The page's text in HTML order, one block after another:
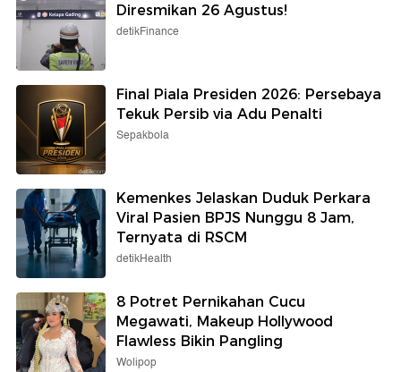
Diresmikan 26 Agustus!
detikFinance
Final Piala Presiden 2026: Persebaya
Tekuk Persib via Adu Penalti
Sepakbola
Kemenkes Jelaskan Duduk Perkara
Viral Pasien BPJS Nunggu 8 Jam,
Ternyata di RSCM
detikHealth
8 Potret Pernikahan Cucu
Megawati, Makeup Hollywood
Flawless Bikin Pangling
Wolipop